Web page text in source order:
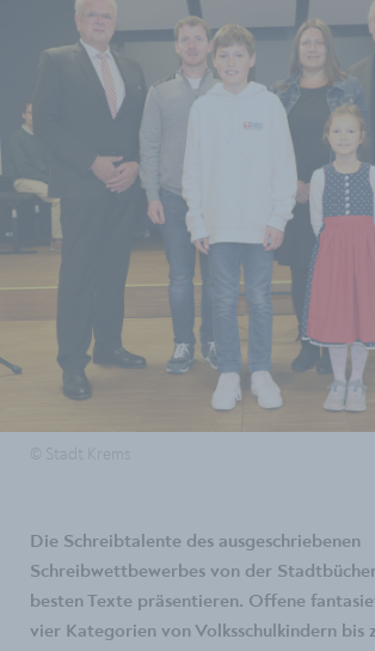
Die Schreibtalente des ausgeschriebenen
Schreibwettbewerbes von der
besten Texte präsentieren. Offene
vier Kategorien von Volksschulkindern bis